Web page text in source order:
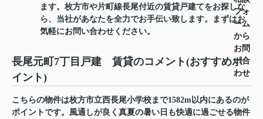
フォ
ーム
から
お問
い合
わせ
ます。枚方市や片町線長尾付近の賃貸戸建てをお探しな
ら、当社があなたを全力でお手伝い致します。まずはお
気軽にお問い合わせください。
長尾元町7丁目戸建 賃貸のコメント(おすすめポ
イント)
こちらの物件は枚方市立西長尾小学校まで1582m以内にあるのが
ポイントです。風通しが良く真夏の暑い日も快適に過ごせる物件